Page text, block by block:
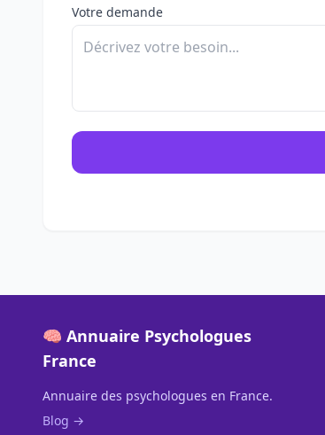
Votre demande
🧠 Annuaire Psychologues
France
Annuaire des psychologues en France.
Blog →